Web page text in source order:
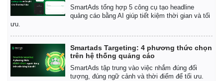
SmartAds tổng hợp 5 công cụ tạo headline
quảng cáo bằng AI giúp tiết kiệm thời gian và tối
ưu.
Smartads Targeting: 4 phương thức chọn
trên hệ thống quảng cáo
SmartAds tập trung vào việc nhắm đúng đối
tượng, đúng ngữ cảnh và thời điểm để tối ưu.